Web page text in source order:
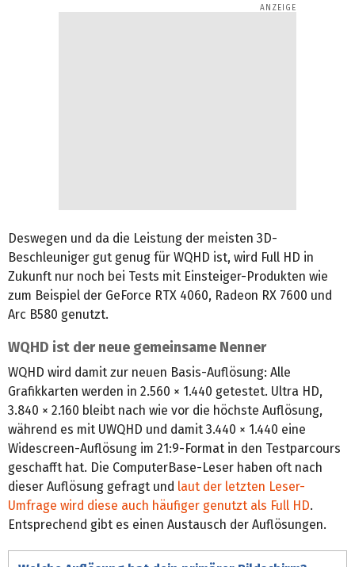
Deswegen und da die Leistung der meisten 3D-
Beschleuniger gut genug für WQHD ist, wird Full HD in
Zukunft nur noch bei Tests mit Einsteiger-Produkten wie
zum Beispiel der GeForce RTX 4060, Radeon RX 7600 und
Arc B580 genutzt.
WQHD ist der neue gemeinsame Nenner
WQHD wird damit zur neuen Basis-Auflösung: Alle
Grafikkarten werden in 2.560 × 1.440 getestet. Ultra HD,
3.840 × 2.160 bleibt nach wie vor die höchste Auflösung,
während es mit UWQHD und damit 3.440 × 1.440 eine
Widescreen-Auflösung im 21:9-Format in den Testparcours
geschafft hat. Die ComputerBase-Leser haben oft nach
dieser Auflösung gefragt und laut der letzten Leser-
Umfrage wird diese auch häufiger genutzt als Full HD.
Entsprechend gibt es einen Austausch der Auflösungen.